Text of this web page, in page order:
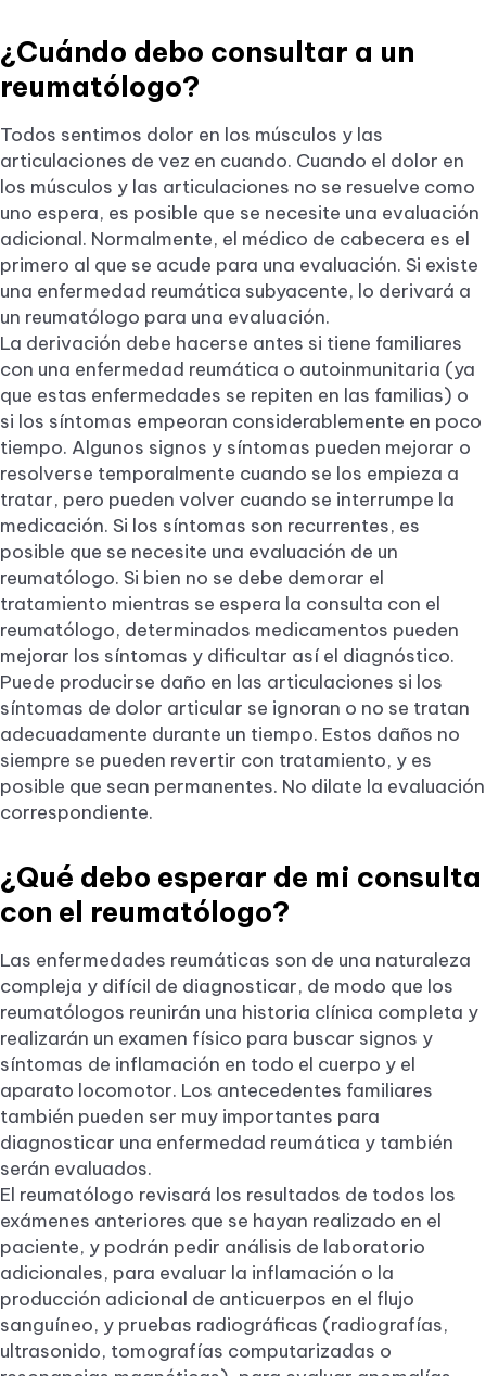
¿Cuándo debo consultar a un
reumatólogo?
Todos sentimos dolor en los músculos y las
articulaciones de vez en cuando. Cuando el dolor en
los músculos y las articulaciones no se resuelve como
uno espera, es posible que se necesite una evaluación
adicional. Normalmente, el médico de cabecera es el
primero al que se acude para una evaluación. Si existe
una enfermedad reumática subyacente, lo derivará a
un reumatólogo para una evaluación.
La derivación debe hacerse antes si tiene familiares
con una enfermedad reumática o autoinmunitaria (ya
que estas enfermedades se repiten en las familias) o
si los síntomas empeoran considerablemente en poco
tiempo. Algunos signos y síntomas pueden mejorar o
resolverse temporalmente cuando se los empieza a
tratar, pero pueden volver cuando se interrumpe la
medicación. Si los síntomas son recurrentes, es
posible que se necesite una evaluación de un
reumatólogo. Si bien no se debe demorar el
tratamiento mientras se espera la consulta con el
reumatólogo, determinados medicamentos pueden
mejorar los síntomas y dificultar así el diagnóstico.
Puede producirse daño en las articulaciones si los
síntomas de dolor articular se ignoran o no se tratan
adecuadamente durante un tiempo. Estos daños no
siempre se pueden revertir con tratamiento, y es
posible que sean permanentes. No dilate la evaluación
correspondiente.
¿Qué debo esperar de mi consulta
con el reumatólogo?
Las enfermedades reumáticas son de una naturaleza
compleja y difícil de diagnosticar, de modo que los
reumatólogos reunirán una historia clínica completa y
realizarán un examen físico para buscar signos y
síntomas de inflamación en todo el cuerpo y el
aparato locomotor. Los antecedentes familiares
también pueden ser muy importantes para
diagnosticar una enfermedad reumática y también
serán evaluados.
El reumatólogo revisará los resultados de todos los
exámenes anteriores que se hayan realizado en el
paciente, y podrán pedir análisis de laboratorio
adicionales, para evaluar la inflamación o la
producción adicional de anticuerpos en el flujo
sanguíneo, y pruebas radiográficas (radiografías,
ultrasonido, tomografías computarizadas o